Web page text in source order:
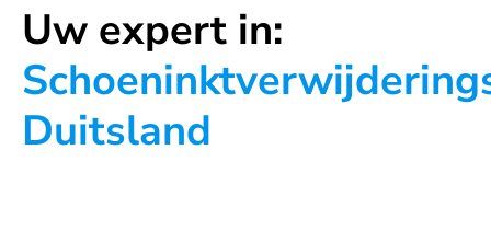
Uw expert in:
Duitsland